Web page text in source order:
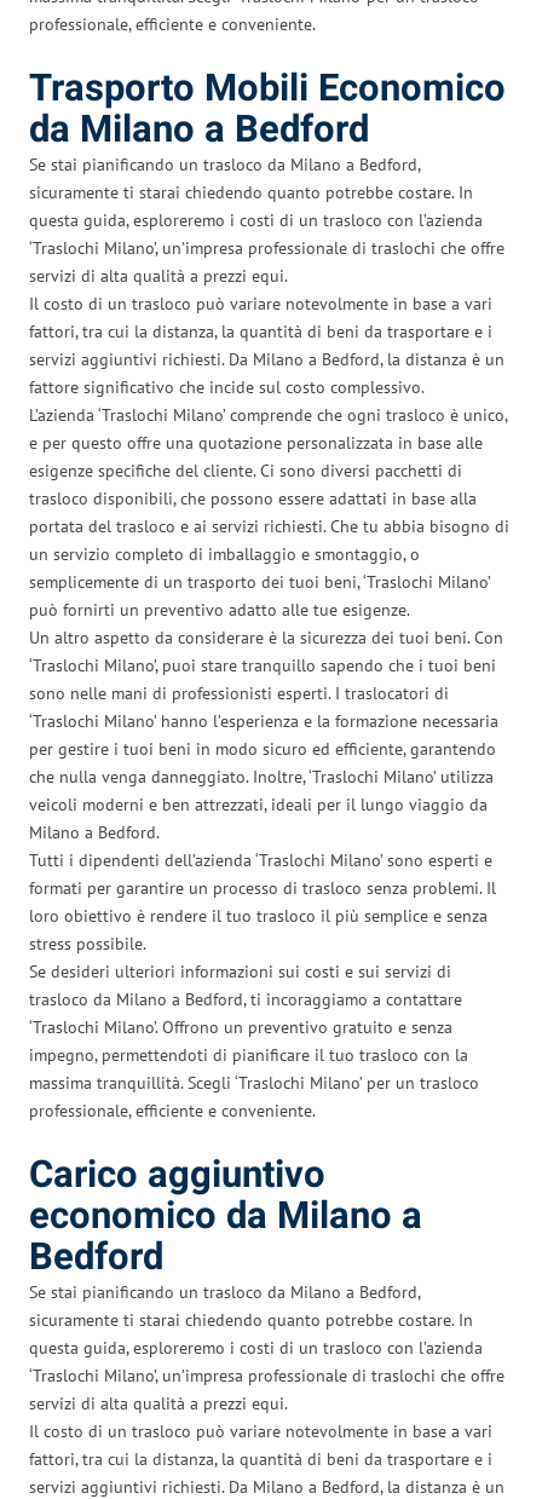
professionale, efficiente e conveniente.
Trasporto Mobili Economico
da Milano a Bedford
Se stai pianificando un trasloco da Milano a Bedford,
sicuramente ti starai chiedendo quanto potrebbe costare. In
questa guida, esploreremo i costi di un trasloco con l’azienda
‘Traslochi Milano’, un’impresa professionale di traslochi che offre
servizi di alta qualità a prezzi equi.
Il costo di un trasloco può variare notevolmente in base a vari
fattori, tra cui la distanza, la quantità di beni da trasportare e i
servizi aggiuntivi richiesti. Da Milano a Bedford, la distanza è un
fattore significativo che incide sul costo complessivo.
L’azienda ‘Traslochi Milano’ comprende che ogni trasloco è unico,
e per questo offre una quotazione personalizzata in base alle
esigenze specifiche del cliente. Ci sono diversi pacchetti di
trasloco disponibili, che possono essere adattati in base alla
portata del trasloco e ai servizi richiesti. Che tu abbia bisogno di
un servizio completo di imballaggio e smontaggio, o
semplicemente di un trasporto dei tuoi beni, ‘Traslochi Milano’
può fornirti un preventivo adatto alle tue esigenze.
Un altro aspetto da considerare è la sicurezza dei tuoi beni. Con
‘Traslochi Milano’, puoi stare tranquillo sapendo che i tuoi beni
sono nelle mani di professionisti esperti. I traslocatori di
‘Traslochi Milano’ hanno l’esperienza e la formazione necessaria
per gestire i tuoi beni in modo sicuro ed efficiente, garantendo
che nulla venga danneggiato. Inoltre, ‘Traslochi Milano’ utilizza
veicoli moderni e ben attrezzati, ideali per il lungo viaggio da
Milano a Bedford.
Tutti i dipendenti dell’azienda ‘Traslochi Milano’ sono esperti e
formati per garantire un processo di trasloco senza problemi. Il
loro obiettivo è rendere il tuo trasloco il più semplice e senza
stress possibile.
Se desideri ulteriori informazioni sui costi e sui servizi di
trasloco da Milano a Bedford, ti incoraggiamo a contattare
‘Traslochi Milano’. Offrono un preventivo gratuito e senza
impegno, permettendoti di pianificare il tuo trasloco con la
massima tranquillità. Scegli ‘Traslochi Milano’ per un trasloco
professionale, efficiente e conveniente.
Carico aggiuntivo
economico da Milano a
Bedford
Se stai pianificando un trasloco da Milano a Bedford,
sicuramente ti starai chiedendo quanto potrebbe costare. In
questa guida, esploreremo i costi di un trasloco con l’azienda
‘Traslochi Milano’, un’impresa professionale di traslochi che offre
servizi di alta qualità a prezzi equi.
Il costo di un trasloco può variare notevolmente in base a vari
fattori, tra cui la distanza, la quantità di beni da trasportare e i
servizi aggiuntivi richiesti. Da Milano a Bedford, la distanza è un